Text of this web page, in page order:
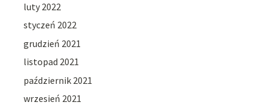
luty 2022
styczeń 2022
grudzień 2021
listopad 2021
październik 2021
wrzesień 2021